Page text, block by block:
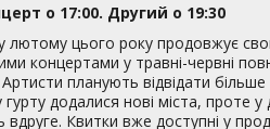
о 17:00. Другий о 19:30
лютому цього року продовжує
концертами у травні-червні
планують відвідати більше
додалися нові міста, проте у
Квитки вже доступні у